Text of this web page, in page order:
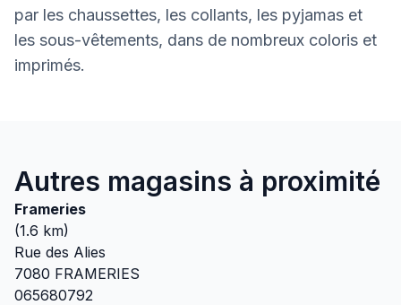
par les chaussettes, les collants, les pyjamas et
les sous-vêtements, dans de nombreux coloris et
imprimés.
Autres magasins à proximité
Frameries
(1.6 km)
Rue des Alies
7080 FRAMERIES
065680792